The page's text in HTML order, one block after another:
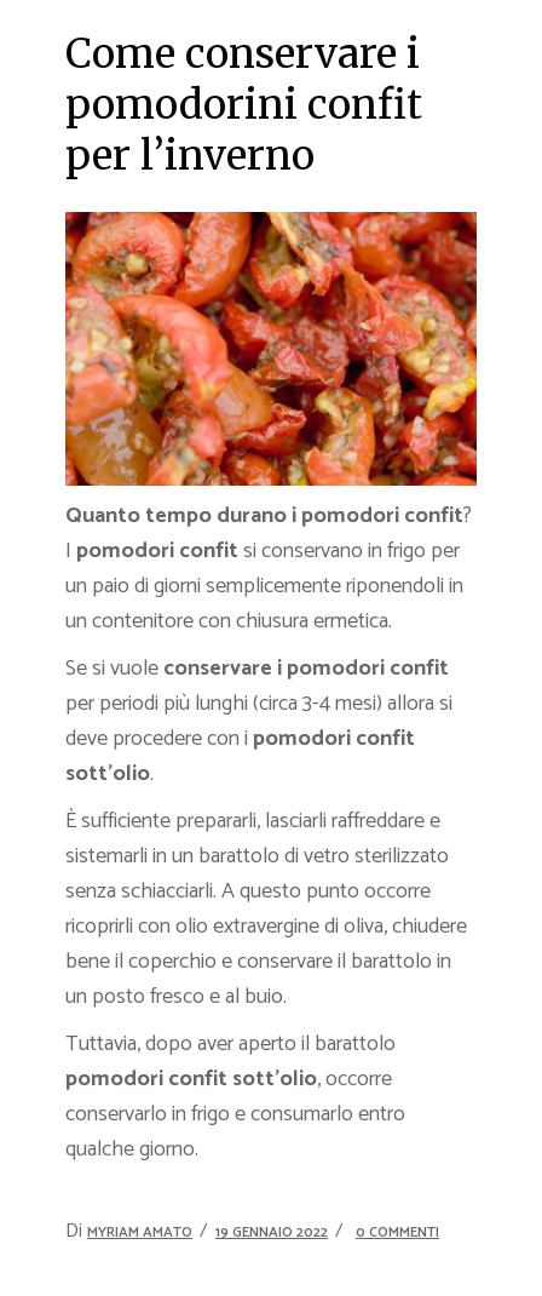
Come conservare i
pomodorini confit
per l’inverno
Quanto tempo durano i pomodori confit?
I pomodori confitsi conservano in frigo per
un paio di giorni semplicemente riponendoli in
un contenitore con chiusura ermetica.
Se si vuoleconservare i pomodori confit
per periodi più lunghi (circa 3-4 mesi) allora si
deve procedere con i pomodori confit
sott’olio.
È sufficiente prepararli, lasciarli raffreddare e
sistemarli in un barattolo di vetro sterilizzato
senza schiacciarli. A questo punto occorre
ricoprirli con olio extravergine di oliva, chiudere
bene il coperchio e conservare il barattolo in
un posto fresco e al buio.
Tuttavia, dopo aver aperto il barattolo
pomodori confit sott’olio, occorre
conservarlo in frigo e consumarlo entro
qualche giorno.
Di MYRIAM AMATO 19 GENNAIO 2022 0 COMMENTI